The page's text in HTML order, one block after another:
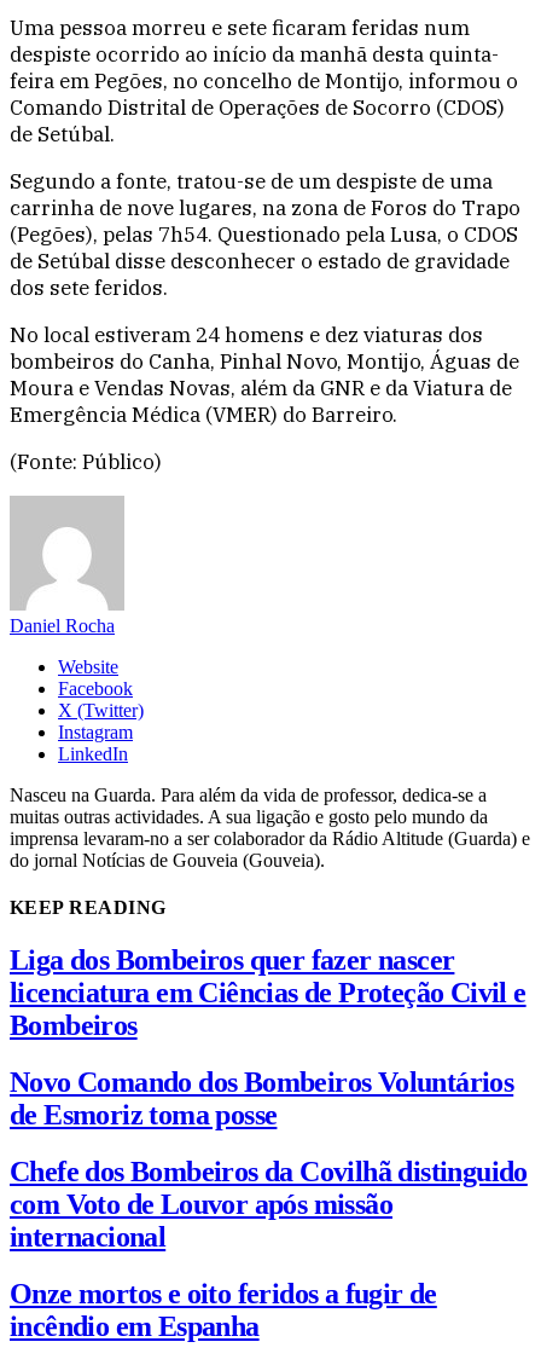
Uma pessoa morreu e sete ficaram feridas num
despiste ocorrido ao início da manhã desta quinta-
feira em Pegões, no concelho de Montijo, informou o
Comando Distrital de Operações de Socorro (CDOS)
de Setúbal.
Segundo a fonte, tratou-se de um despiste de uma
carrinha de nove lugares, na zona de Foros do Trapo
(Pegões), pelas 7h54. Questionado pela Lusa, o CDOS
de Setúbal disse desconhecer o estado de gravidade
dos sete feridos.
No local estiveram 24 homens e dez viaturas dos
bombeiros do Canha, Pinhal Novo, Montijo, Águas de
Moura e Vendas Novas, além da GNR e da Viatura de
Emergência Médica (VMER) do Barreiro.
(Fonte: Público)
Daniel Rocha
Website
Facebook
X (Twitter)
Instagram
LinkedIn
Nasceu na Guarda. Para além da vida de professor, dedica-se a
muitas outras actividades. A sua ligação e gosto pelo mundo da
imprensa levaram-no a ser colaborador da Rádio Altitude (Guarda) e
do jornal Notícias de Gouveia (Gouveia).
KEEP READING
Liga dos Bombeiros quer fazer nascer
licenciatura em Ciências de Proteção Civil e
Bombeiros
Novo Comando dos Bombeiros Voluntários
de Esmoriz toma posse
Chefe dos Bombeiros da Covilhã distinguido
com Voto de Louvor após missão
internacional
Onze mortos e oito feridos a fugir de
incêndio em Espanha